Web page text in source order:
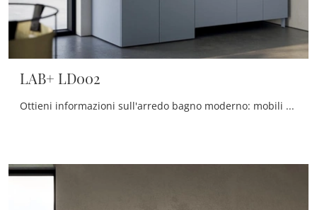
LAB+ LD002
Ottieni informazioni sull'arredo bagno moderno: mobili bagno per lavanderia in laccato opaco come il modello LAB+ LD002 di Compab ti aspettano.